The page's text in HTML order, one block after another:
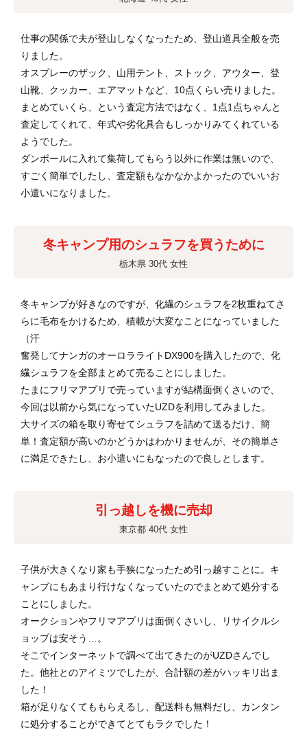
仕事の関係で夫が登山しなくなったため、登山道具全般を売
りました。
オスプレーのザック、山用テント、ストック、アウター、登
山靴、クッカー、エアマットなど、10点くらい売りました。
まとめていくら、という査定方法ではなく、1点1点ちゃんと
査定してくれて、年式や劣化具合もしっかりみてくれている
ようでした。
ダンボールに入れて集荷してもらう以外に作業は無いので、
すごく簡単でしたし、査定額もなかなかよかったのでいいお
小遣いになりました。
冬キャンプ用のシュラフを買うために
栃木県 30代 女性
冬キャンプが好きなのですが、化繊のシュラフを2枚重ねてさ
らに毛布をかけるため、積載が大変なことになっていました
（汗
奮発してナンガのオーロラライトDX900を購入したので、化
繊シュラフを全部まとめて売ることにしました。
たまにフリマアプリで売っていますが結構面倒くさいので、
今回は以前から気になっていたUZDを利用してみました。
大サイズの箱を取り寄せてシュラフを詰めて送るだけ、簡
単！査定額が高いのかどうかはわかりませんが、その簡単さ
に満足できたし、お小遣いにもなったので良しとします。
引っ越しを機に売却
東京都 40代 女性
子供が大きくなり家も手狭になったため引っ越すことに。キ
ャンプにもあまり行けなくなっていたのでまとめて処分する
ことにしました。
オークションやフリマアプリは面倒くさいし、リサイクルシ
ョップは安そう…。
そこでインターネットで調べて出てきたのがUZDさんでし
た。他社とのアイミツでしたが、合計額の差がハッキリ出ま
した！
箱が足りなくてももらえるし、配送料も無料だし、カンタン
に処分することができてとてもラクでした！